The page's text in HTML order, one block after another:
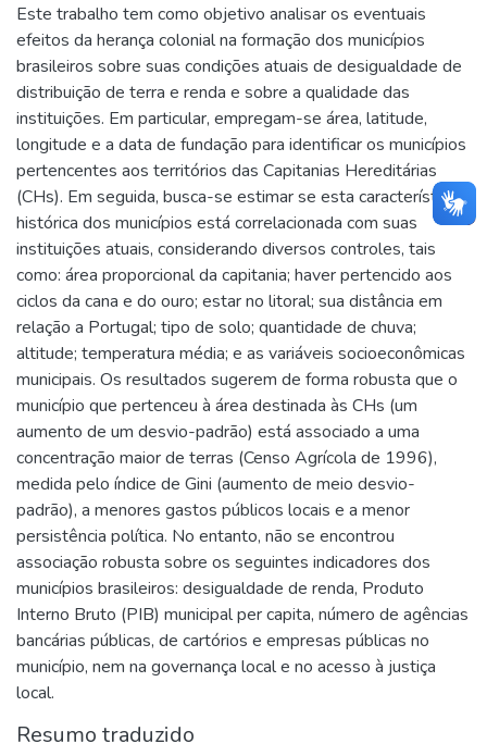
Este trabalho tem como objetivo analisar os eventuais
efeitos da herança colonial na formação dos municípios
brasileiros sobre suas condições atuais de desigualdade de
distribuição de terra e renda e sobre a qualidade das
instituições. Em particular, empregam-se área, latitude,
longitude e a data de fundação para identificar os municípios
pertencentes aos territórios das Capitanias Hereditárias
(CHs). Em seguida, busca-se estimar se esta característica
histórica dos municípios está correlacionada com suas
instituições atuais, considerando diversos controles, tais
como: área proporcional da capitania; haver pertencido aos
ciclos da cana e do ouro; estar no litoral; sua distância em
relação a Portugal; tipo de solo; quantidade de chuva;
altitude; temperatura média; e as variáveis socioeconômicas
municipais. Os resultados sugerem de forma robusta que o
município que pertenceu à área destinada às CHs (um
aumento de um desvio-padrão) está associado a uma
concentração maior de terras (Censo Agrícola de 1996),
medida pelo índice de Gini (aumento de meio desvio-
padrão), a menores gastos públicos locais e a menor
persistência política. No entanto, não se encontrou
associação robusta sobre os seguintes indicadores dos
municípios brasileiros: desigualdade de renda, Produto
Interno Bruto (PIB) municipal per capita, número de agências
bancárias públicas, de cartórios e empresas públicas no
município, nem na governança local e no acesso à justiça
local.
Resumo traduzido